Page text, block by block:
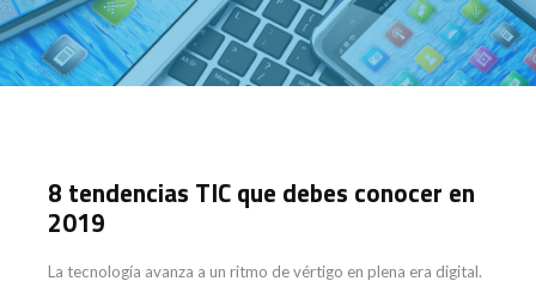
8 tendencias TIC que debes conocer en
2019
La tecnología avanza a un ritmo de vértigo en plena era digital.